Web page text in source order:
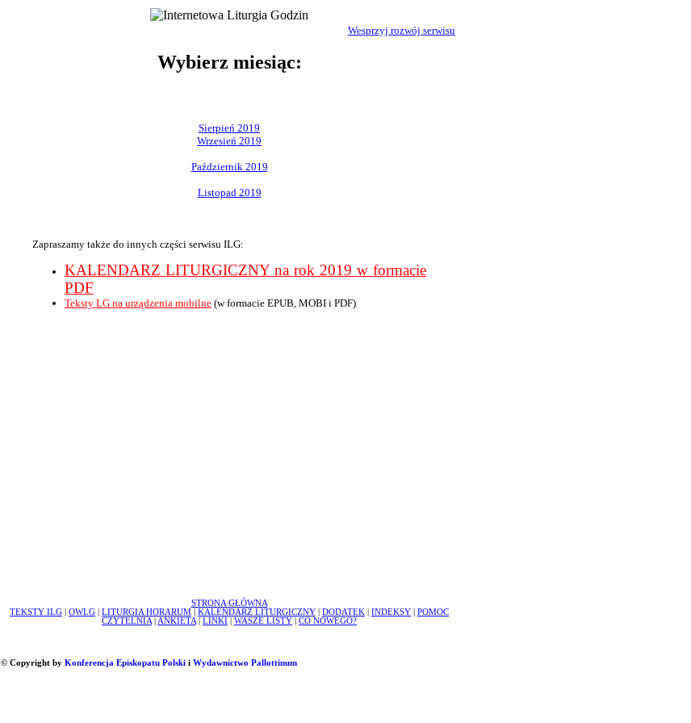
Wesprzyj rozwój serwisu
Wybierz miesiąc:
Sierpień 2019
Wrzesień 2019
Październik 2019
Listopad 2019
Zapraszamy także do innych części serwisu ILG:
KALENDARZ LITURGICZNY na rok 2019 w formacie
PDF
Teksty LG na urządzenia mobilne (w formacie EPUB, MOBI i PDF)
STRONA GŁÓWNA
TEKSTY ILG
OWLG LITURGIA HORARUM KALENDARZ LITURGICZNY DODATEK INDEKSY
POMOC
CZYTELNIA
ANKIETA LINKI WASZE LISTY CO NOWEGO?
© Copyright by Konferencja Episkopatu Polskii Wydawnictwo Pallottinum